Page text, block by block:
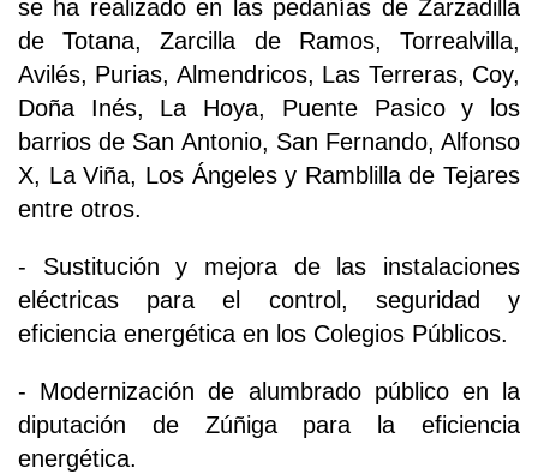
se ha realizado en las pedanías de Zarzadilla
de Totana, Zarcilla de Ramos, Torrealvilla,
Avilés, Purias, Almendricos, Las Terreras, Coy,
Doña Inés, La Hoya, Puente Pasico y los
barrios de San Antonio, San Fernando, Alfonso
X, La Viña, Los Ángeles y Ramblilla de Tejares
entre otros.
- Sustitución y mejora de las instalaciones
eléctricas para el control, seguridad y
eficiencia energética en los Colegios Públicos.
- Modernización de alumbrado público en la
diputación de Zúñiga para la eficiencia
energética.